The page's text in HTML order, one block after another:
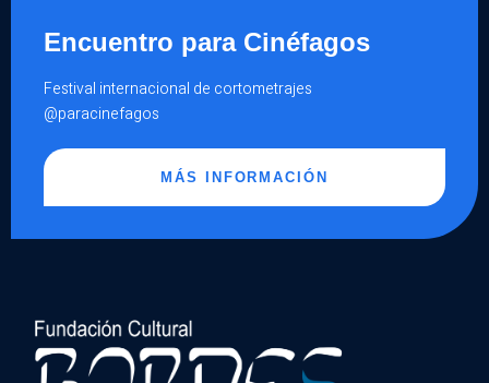
Encuentro para Cinéfagos
Festival internacional de cortometrajes
@paracinefagos
MÁS INFORMACIÓN